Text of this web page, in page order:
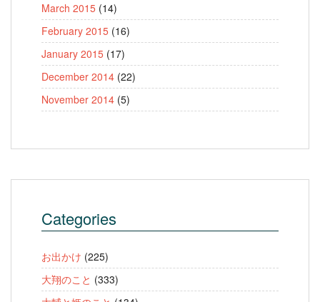
March 2015 (14)
February 2015 (16)
January 2015 (17)
December 2014 (22)
November 2014 (5)
Categories
お出かけ (225)
大翔のこと (333)